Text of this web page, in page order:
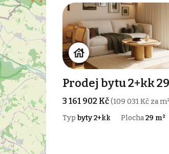
Prodej bytu 2+kk
3 161 902 Kč(109 031 Kč za
Typ byty 2+kk Plocha29 m²